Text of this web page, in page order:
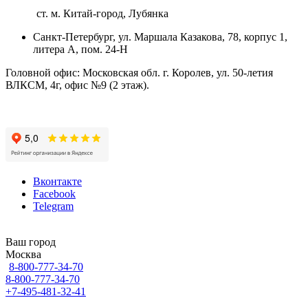
ст. м. Китай-город, Лубянка
Санкт-Петербург, ул. Маршала Казакова, 78, корпус 1,
литера А, пом. 24-Н
Головной офис: Московская обл. г. Королев, ул. 50-летия
ВЛКСМ, 4г, офис №9 (2 этаж).
Вконтакте
Facebook
Telegram
Ваш город
Москва
8-800-777-34-70
8-800-777-34-70
+7-495-481-32-41